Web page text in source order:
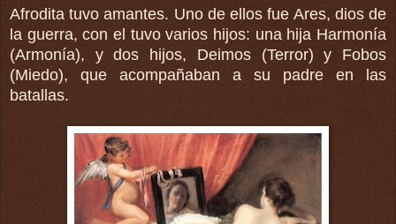
Afrodita tuvo amantes. Uno de ellos fue Ares, dios de
la guerra, con el tuvo varios hijos: una hija Harmonía
(Armonía), y dos hijos, Deimos (Terror) y Fobos
(Miedo), que acompañaban a su padre en las
batallas.